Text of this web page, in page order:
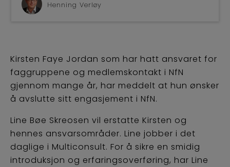
Henning Verløy
Kirsten Faye Jordan som har hatt ansvaret for
faggruppene og medlemskontakt i NfN
gjennom mange år, har meddelt at hun ønsker
å avslutte sitt engasjement i NfN.
Line Bøe Skreosen vil erstatte Kirsten og
hennes ansvarsområder. Line jobber i det
daglige i Multiconsult. For å sikre en smidig
introduksjon og erfaringsoverføring, har Line